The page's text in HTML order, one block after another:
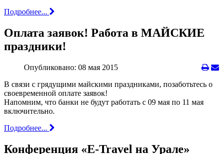
Подробнее...
Оплата заявок! Работа в МАЙСКИЕ
праздники!
Опубликовано: 08 мая 2015
В связи с грядущими майскими праздниками, позаботьтесь о
своевременной оплате заявок!
Напомним, что банки не будут работать c 09 мая по 11 мая
включительно.
Подробнее...
Конференция «E-Travel на Урале»